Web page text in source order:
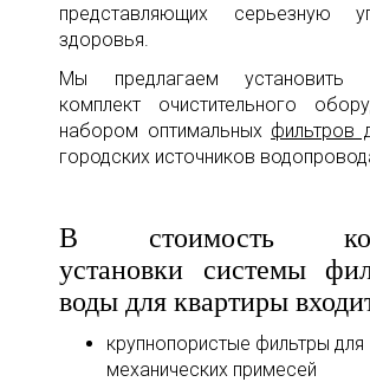
представляющих серьезную
здоровья.
Мы предлагаем установить
комплект очистительного
набором оптимальных фильтров
городских источников
В стоимость
установки системы
воды для квартиры
крупнопористые фильтры для
механических примесей